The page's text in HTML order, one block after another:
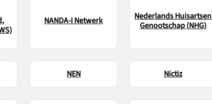
NANDA-I Netwerk
Nederlands Huisartsen
Genootschap (NHG)
NEN Nictiz